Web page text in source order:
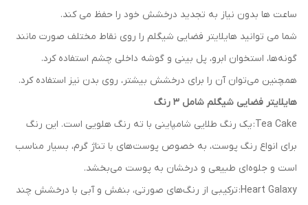
ساعت ها بدون نیاز به تجدید درخشش خود را حفظ می کند.
شما می توانید هایلایتر فضایی شیگلم را روی نقاط مختلف صورت مانند
گونه‌ها، استخوان ابرو، پل بینی و گوشه داخلی چشم استفاده کرد.
همچنین می‌توان آن را برای درخشش بیشتر، روی بدن نیز استفاده کرد.
هایلایتر فضایی شیگلم شامل 3 رنگ
Tea Cake: یک رنگ طلایی شامپاینی با ته رنگ هلویی است. این رنگ
برای انواع رنگ پوست، به خصوص پوست‌های با تناژ گرم، بسیار مناسب
است و جلوه‌ای طبیعی و درخشان به پوست می‌بخشد.
Heart Galaxy: ترکیبی از رنگ‌های صورتی، بنفش و آبی با درخشش چند